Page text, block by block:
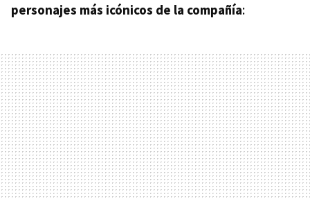
personajes más icónicos de la compañía: